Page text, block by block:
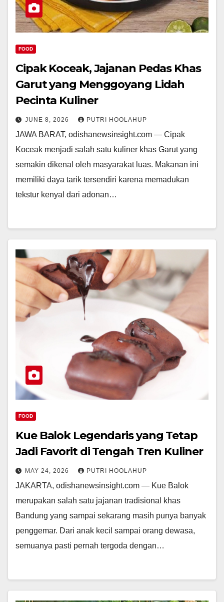
FOOD
Cipak Koceak, Jajanan Pedas Khas
Garut yang Menggoyang Lidah
Pecinta Kuliner
JUNE 8, 2026 PUTRI HOOLAHUP
JAWA BARAT, odishanewsinsight.com — Cipak
Koceak menjadi salah satu kuliner khas Garut yang
semakin dikenal oleh masyarakat luas. Makanan ini
memiliki daya tarik tersendiri karena memadukan
tekstur kenyal dari adonan…
FOOD
Kue Balok Legendaris yang Tetap
Jadi Favorit di Tengah Tren Kuliner
MAY 24, 2026 PUTRI HOOLAHUP
JAKARTA, odishanewsinsight.com — Kue Balok
merupakan salah satu jajanan tradisional khas
Bandung yang sampai sekarang masih punya banyak
penggemar. Dari anak kecil sampai orang dewasa,
semuanya pasti pernah tergoda dengan…